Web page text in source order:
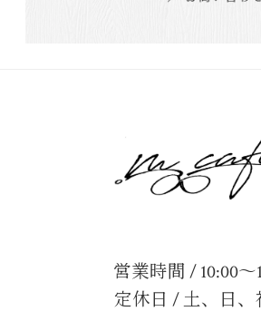
営業時間 / 10:00～
定休日 / 土、日、